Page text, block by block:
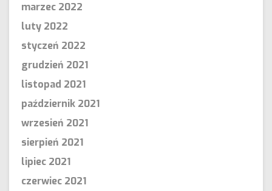
marzec 2022
luty 2022
styczeń 2022
grudzień 2021
listopad 2021
październik 2021
wrzesień 2021
sierpień 2021
lipiec 2021
czerwiec 2021